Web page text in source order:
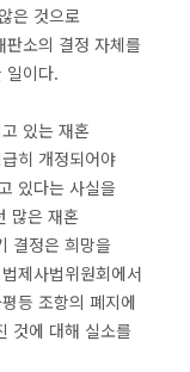
은 것으로
소의 결정 자체를
일이다.
있는 재혼
히 개정되어야
있다는 사실을
많은 재혼
결정은 희망을
제사법위원회에서
등 조항의 폐지에
것에 대해 실소를